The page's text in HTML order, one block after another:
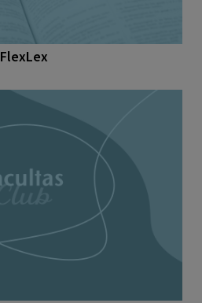
FlexLex